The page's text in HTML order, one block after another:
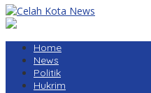
Home
News
Politik
Hukrim